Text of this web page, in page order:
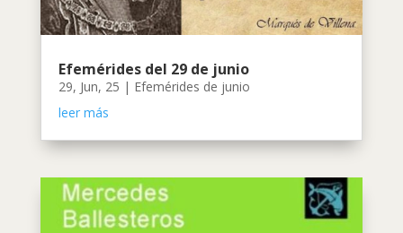
Efemérides del 29 de junio
29, Jun, 25 | Efemérides de junio
leer más